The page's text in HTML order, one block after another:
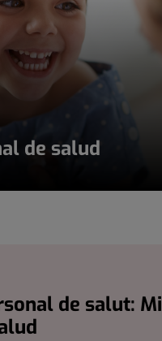
de salud
de salut: Mi